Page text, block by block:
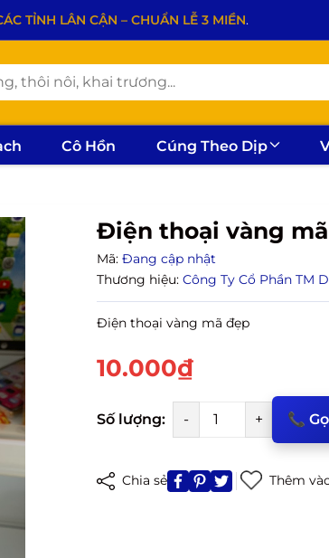
TỈNH LÂN CẬN – CHUẨN LỄ 3 MIỀN.
Cô Hồn Cúng Theo Dịp
Điện thoại vàng
Mã: Đang cập nhật
Thương hiệu: Công Ty Cổ Phần TM
Điện thoại vàng mã đẹp
10.000₫
Số lượng: - + 📞
Chia sẻ Thêm